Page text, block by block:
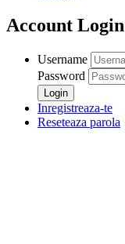
Account Login
Username
Password
Inregistreaza-te
Reseteaza parola